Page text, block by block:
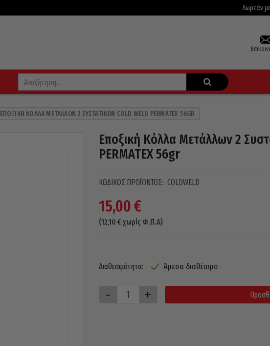
Δωρεάν
ΕΠΟΞΙΚΉ ΚΌΛΛΑ ΜΕΤΆΛΛΩΝ 2 ΣΥΣΤΑΤΙΚΏΝ COLD WELD PERMATEX 56GR
Εποξική Κόλλα Μετάλλων 2
PERMATEX 56gr
ΚΩΔΙΚΌΣ ΠΡΟΪΌΝΤΟΣ: COLDWELD
15,00€
(12,10 € χωρίς Φ.Π.Α)
Διαθεσιμότητα: Άμεσα διαθέσιμο